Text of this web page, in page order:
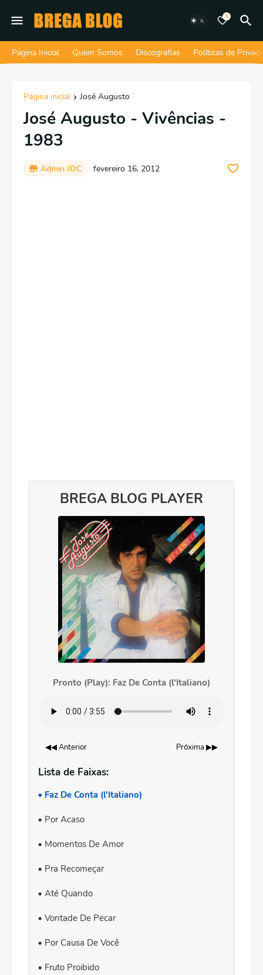
0
Página Inicial Quem Somos Discografias Políticas de
Página inicial José Augusto
José Augusto - Vivências -
1983
Admin JDC fevereiro 16, 2012
BREGA BLOG PLAYER
Pronto (Play): Faz De Conta (l'Italiano)
◀◀ Anterior Próxima ▶▶
Lista de Faixas:
Faz De Conta (l'Italiano)
Por Acaso
Momentos De Amor
Pra Recomeçar
Até Quando
Vontade De Pecar
Por Causa De Você
Fruto Proibido